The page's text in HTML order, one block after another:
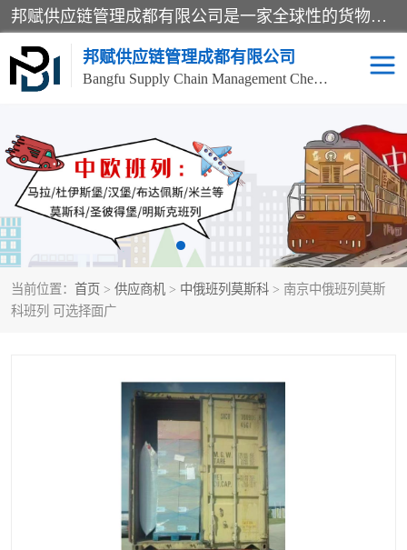
邦赋供应链管理成都有限公司是一家全球性的货物运输代理公司，主要从事：波兰中欧班列、德国中欧班列、出口莫斯科班列、中欧班列进口、蓉欧铁路、成都出口空运等业务，同时亦提供报关、报检、仓储、码头操作等服务。
邦赋供应链管理成都有限公司
Bangfu Supply Chain Management Chengdu Co.,LTD
当前位置： 首页 > 供应商机 > 中俄班列莫斯科 > 南京中俄班列莫斯
科班列 可选择面广
进出口门到门 成都中欧班列
国际汽运 国际空运
食品进口物流清关 南美海运
化妆品进口清关物流 国际海运
中欧班列进口红酒啤酒
蓉欧班列进口机械设备 马来西亚物流
铁路出口拼箱/整柜